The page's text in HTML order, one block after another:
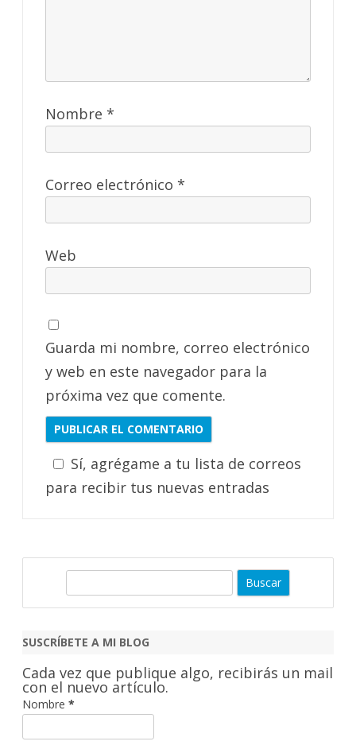
Nombre *
Correo electrónico *
Web
Guarda mi nombre, correo electrónico
y web en este navegador para la
próxima vez que comente.
Sí, agrégame a tu lista de correos
para recibir tus nuevas entradas
c
r
SUSCRÍBETE A MI BLOG
Cada vez que publique algo, recibirás un mail
con el nuevo artículo.
Nombre *